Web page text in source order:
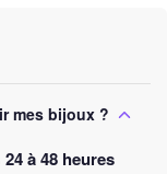
mes bijoux ?
24 à 48 heures